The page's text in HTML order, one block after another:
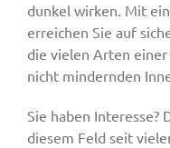
dunkel wirken. Mit
erreichen Sie auf
die vielen Arten
nicht mindernden
Sie haben Interesse?
diesem Feld seit